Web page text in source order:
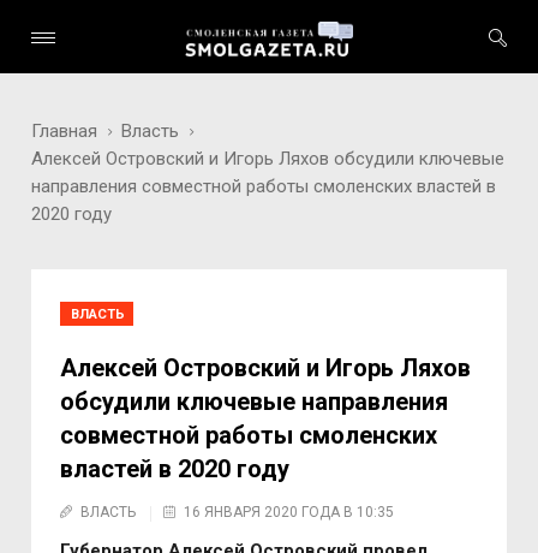
Главная
Власть
Алексей Островский и Игорь Ляхов обсудили ключевые
направления совместной работы смоленских властей в
2020 году
ВЛАСТЬ
Алексей Островский и Игорь Ляхов
обсудили ключевые направления
совместной работы смоленских
властей в 2020 году
ВЛАСТЬ 16 ЯНВАРЯ 2020 ГОДА В 10:35